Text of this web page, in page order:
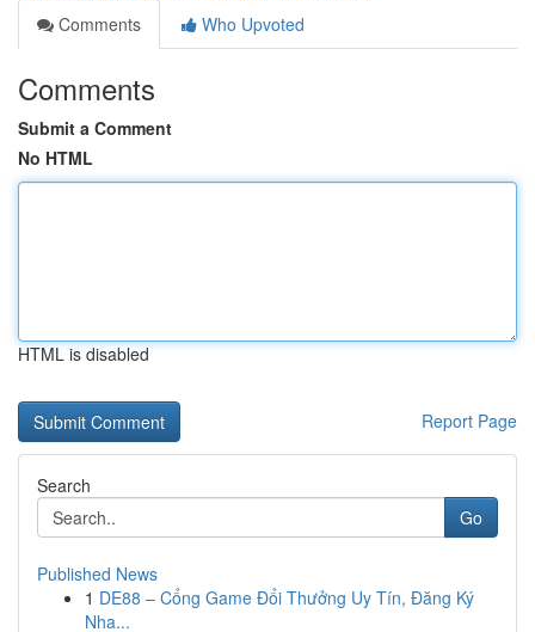
Comments
Who Upvoted
Comments
Submit a Comment
No HTML
HTML is disabled
Report Page
Search
Go
Published News
1 DE88 – Cổng Game Đổi Thưởng Uy Tín, Đăng Ký
Nha...